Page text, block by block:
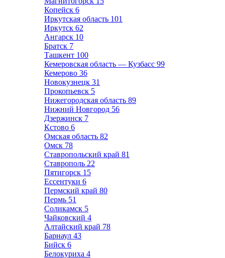
Копейск 6
Иркутская область 101
Иркутск 62
Ангарск 10
Братск 7
Ташкент 100
Кемеровская область — Кузбасс 99
Кемерово 36
Новокузнецк 31
Прокопьевск 5
Нижегородская область 89
Нижний Новгород 56
Дзержинск 7
Кстово 6
Омская область 82
Омск 78
Ставропольский край 81
Ставрополь 22
Пятигорск 15
Ессентуки 6
Пермский край 80
Пермь 51
Соликамск 5
Чайковский 4
Алтайский край 78
Барнаул 43
Бийск 6
Белокуриха 4